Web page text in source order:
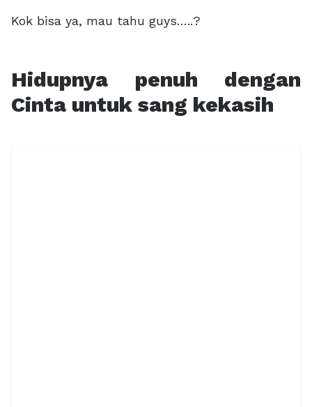
Kok bisa ya, mau tahu guys…..?
Hidupnya penuh dengan
Cinta untuk sang kekasih